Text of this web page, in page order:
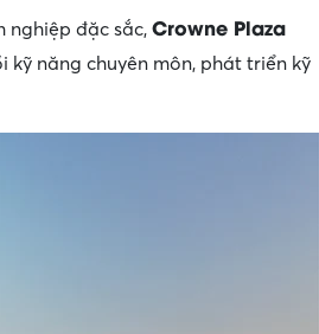
nghiệp đặc sắc, Crowne Plaza
năng chuyên môn, phát triển kỹ